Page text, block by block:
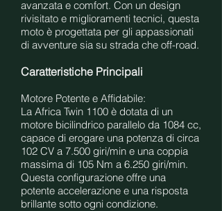
avanzata e comfort. Con un design
rivisitato e miglioramenti tecnici, questa
moto è progettata per gli appassionati
di avventure sia su strada che off-road.
Caratteristiche Principali
Motore Potente e Affidabile:
La Africa Twin 1100 è dotata di un
motore bicilindrico parallelo da 1084 cc,
capace di erogare una potenza di circa
102 CV a 7.500 giri/min e una coppia
massima di 105 Nm a 6.250 giri/min.
Questa configurazione offre una
potente accelerazione e una risposta
brillante sotto ogni condizione.